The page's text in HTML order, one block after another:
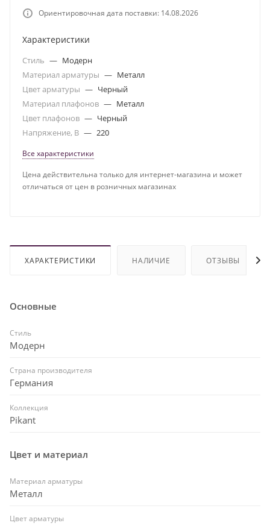
Ориентировочная дата поставки: 14.08.2026
Характеристики
Стиль — Модерн
Материал арматуры — Металл
Цвет арматуры — Черный
Материал плафонов — Металл
Цвет плафонов — Черный
Напряжение, В — 220
Все характеристики
Цена действительна только для интернет-магазина и может
отличаться от цен в розничных магазинах
ХАРАКТЕРИСТИКИ НАЛИЧИЕ ОТЗЫВЫ
Основные
Стиль
Модерн
Страна производителя
Германия
Коллекция
Pikant
Цвет и материал
Материал арматуры
Металл
Цвет арматуры